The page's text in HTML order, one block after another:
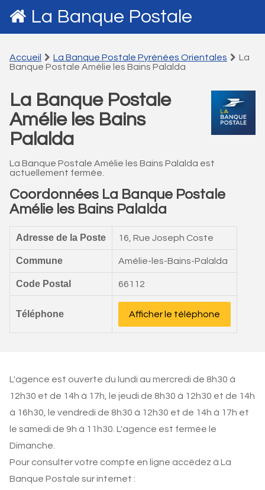
La Banque Postale
Accueil La Banque Postale Pyrénées Orientales
La
Banque Postale Amélie les Bains Palalda
La Banque Postale
Amélie les Bains
Palalda
La Banque Postale Amélie les Bains Palalda est
actuellement fermée.
Coordonnées La Banque Postale
Amélie les Bains Palalda
Adresse de la Poste 16, Rue Joseph Coste
Commune Amélie-les-Bains-Palalda
Code Postal 66112
Téléphone Afficher le téléphone
L'agence est ouverte du lundi au mercredi de 8h30 à
12h30 et de 14h à 17h, le jeudi de 8h30 à 12h30 et de 14h
à 16h30, le vendredi de 8h30 à 12h30 et de 14h à 17h et
le samedi de 9h à 11h30. L'agence est fermée le
Dimanche.
Pour consulter votre compte en ligne accédez à La
Banque Postale sur internet :